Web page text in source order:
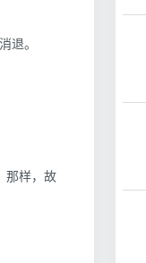
退。
那样，故